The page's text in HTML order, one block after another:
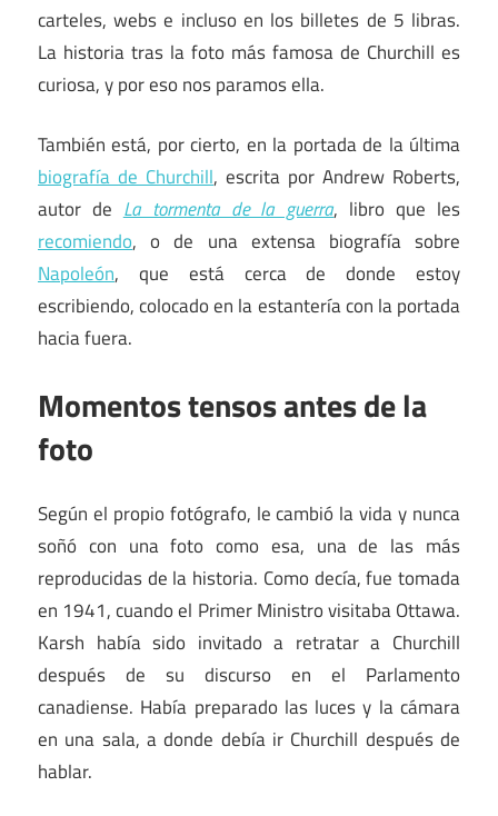
carteles, webs e incluso en los billetes de 5 libras.
La historia tras la foto más famosa de Churchill es
curiosa, y por eso nos paramos ella.
También está, por cierto, en la portada de la última
biografía de Churchill, escrita por Andrew Roberts,
autor deLa tormenta de la guerra, libro que les
recomiendo, o de una extensa biografía sobre
Napoleón, que está cerca de donde estoy
escribiendo, colocado en la estantería con la portada
hacia fuera.
Momentos tensos antes de la
foto
Según el propio fotógrafo, le cambió la vida y nunca
soñó con una foto como esa, una de las más
reproducidas de la historia. Como decía, fue tomada
en 1941, cuando el Primer Ministro visitaba Ottawa.
Karsh había sido invitado a retratar a Churchill
después de su discurso en el Parlamento
canadiense. Había preparado las luces y la cámara
en una sala, a donde debía ir Churchill después de
hablar.